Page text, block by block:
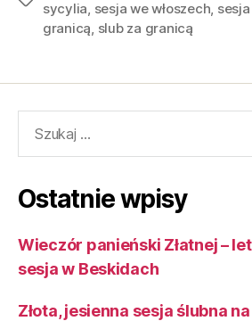
sycylia, sesja we włoszech,
granicą, slub za granicą
Ostatnie wpisy
Wieczór panieński Złatnej –
sesja w Beskidach
Złota, jesienna sesja ślubna